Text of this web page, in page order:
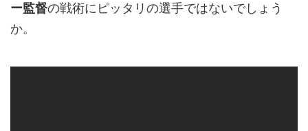
ー監督の戦術にピッタリの選手ではないでしょう
か。